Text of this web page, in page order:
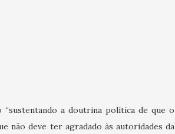
a doutrina política de que o
não deve ter agradado às autoridades da